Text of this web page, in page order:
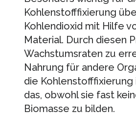
Kohlenstofffixierung
Kohlendioxid mit Hilfe
Material. Durch diesen
Wachstumsraten zu
Nahrung für andere
die
das, obwohl sie fast
Biomasse zu bilden.